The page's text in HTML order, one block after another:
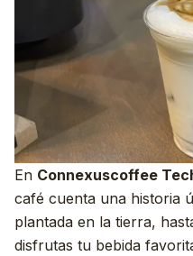
En Connexuscoffee
café cuenta una historia
plantada en la tierra,
disfrutas tu bebida